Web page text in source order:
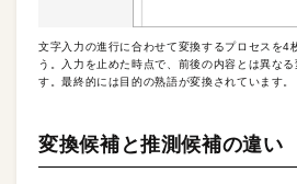
文字入力の進行に合わせて変換するプロセスを4
う。入力を止めた時点で、前後の内容とは異な
す。最終的には目的の熟語が変換されています。
変換候補と推測候補の違い